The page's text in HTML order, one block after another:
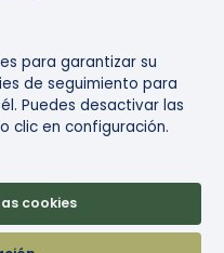
para garantizar su
de seguimiento para
Puedes desactivar las
clic en configuración.
cookies